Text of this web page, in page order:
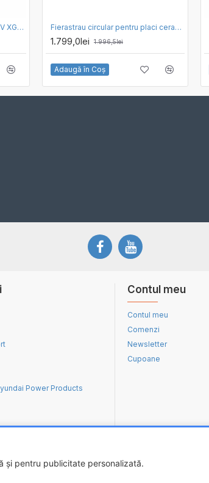
și pentru publicitate personalizată.
Acumulator Makita BL4040 40V XGT 4.0 Ah Fierastrau circular pentru placi ceramice RUBI TC-125 G2, disc 125 mm, 1250w
1.799,0lei 1.996,5lei
Adaugă în Coş
Power Products
Contul meu
Contul meu
Comenzi
Newsletter
Cupoane